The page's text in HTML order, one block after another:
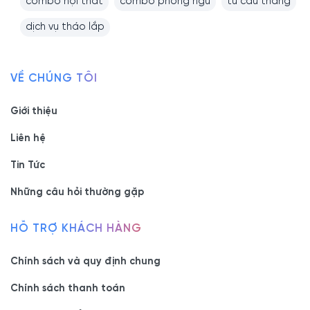
dịch vụ tháo lắp
VỀ CHÚNG TÔI
Giới thiệu
Liên hệ
Tin Tức
Những câu hỏi thường gặp
HỖ TRỢ KHÁCH HÀNG
Chính sách và quy định chung
Chính sách thanh toán